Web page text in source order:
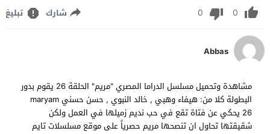
0
0 شارك تبليغ
Abbas
مشاهدة وتحميل مسلسل الدراما المصري "مريم" الحلقة 26 يقوم بدور
البطولة كلا من: هيفاء وهبي , خالد النبوي , حسن حسني maryam
26 يحكي عن فتاة تقع في حب نديم زميلها في العمل ولكن
شقيقتها تحاول ان تنصحها مريم حصرياً على موقع مسلسلات تايم